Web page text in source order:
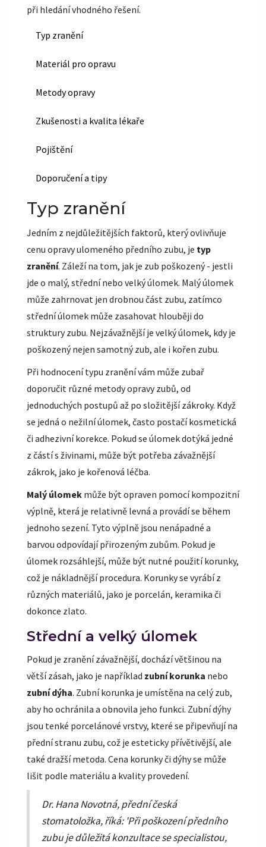
při hledání vhodného řešení.
Typ zranění
Materiál pro opravu
Metody opravy
Zkušenosti a kvalita lékaře
Pojištění
Doporučení a tipy
Typ zranění
Jedním z nejdůležitějších faktorů, který ovlivňuje
cenu opravy ulomeného předního zubu, je typ
zranění. Záleží na tom, jak je zub poškozený - jestli
jde o malý, střední nebo velký úlomek. Malý úlomek
může zahrnovat jen drobnou část zubu, zatímco
střední úlomek může zasahovat hlouběji do
struktury zubu. Nejzávažnější je velký úlomek, kdy je
poškozený nejen samotný zub, ale i kořen zubu.
Při hodnocení typu zranění vám může zubař
doporučit různé metody opravy zubů, od
jednoduchých postupů až po složitější zákroky. Když
se jedná o nežilní úlomek, často postačí kosmetická
či adhezivní korekce. Pokud se úlomek dotýká jedné
z částí s živinami, může být potřeba závažnější
zákrok, jako je kořenová léčba.
Malý úlomek může být opraven pomocí kompozitní
výplně, která je relativně levná a provádí se během
jednoho sezení. Tyto výplně jsou nenápadné a
barvou odpovídají přirozeným zubům. Pokud je
úlomek rozsáhlejší, může být nutné použití korunky,
což je nákladnější procedura. Korunky se vyrábí z
různých materiálů, jako je porcelán, keramika či
dokonce zlato.
Střední a velký úlomek
Pokud je zranění závažnější, dochází většinou na
větší zásah, jako je například zubní korunka nebo
zubní dýha. Zubní korunka je umístěna na celý zub,
aby ho ochránila a obnovila jeho funkci. Zubní dýhy
jsou tenké porcelánové vrstvy, které se připevňují na
přední stranu zubu, což je esteticky přívětivější, ale
také dražší metoda. Cena korunky či dýhy se může
lišit podle materiálu a kvality provedení.
Dr. Hana Novotná, přední česká
stomatoložka, říká: 'Při poškození předního
zubu je důležitá konzultace se specialistou,